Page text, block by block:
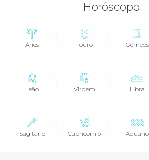
Horóscopo
Áries Touro Gêmeos
Leão Virgem Libra
Sagitário Capricórnio Aquário